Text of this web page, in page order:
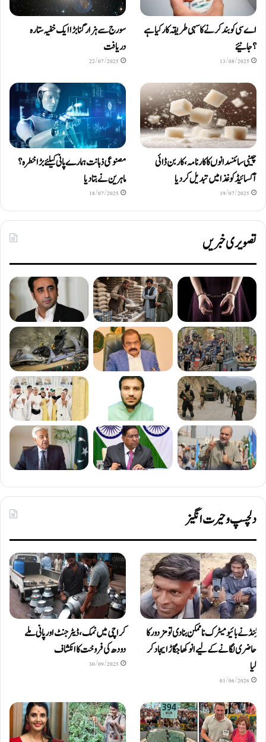
اے سی کو بند کرنے کا سہی طریقہ کار کیا ہے
؟ جانیئے
13/08/2025
سورج سے ہزار گنا بڑا ایک خفیہ ستارہ
دریافت
22/07/2025
چینی سائنسدانوں کا کارنامہ، کاربن ڈائی
آکسائیڈ کو غذا میں تبدیل کردیا
19/07/2025
مصنوعی ذہانت ہمارے پانی کیلئے بڑا خطرہ؟
ماہرین نے بتا دیا
18/07/2025
تصویری خبریں
دلچسپ و حیرت انگیز
ٹِنڈ نے بائیومیٹرک ناممکن بنا دی تو مزدور کا
حاضری لگانے کے لیے انوکھا جگاڑ ایجاد کر
لیا
01/06/2026
کراچی میں نمک، ڈیٹرجنٹ اور پانی ملے
دودھ کی فروخت کا انکشاف
30/09/2025